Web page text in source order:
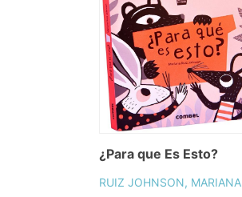
¿Para que Es Esto?
RUIZ JOHNSON, MARIANA